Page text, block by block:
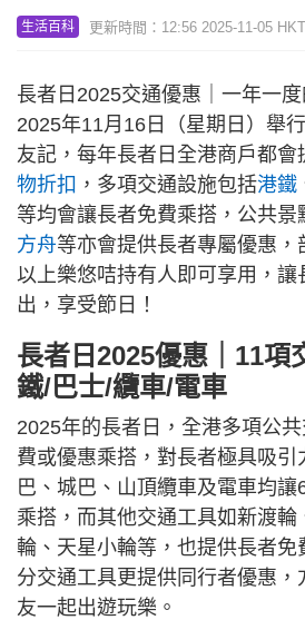
生活百科 更新時間：12:56 2025-11-05 HKT
長者日2025交通優惠｜一年一度
2025年11月16日（星期日）舉
友記，每年長者日全港商戶都會
物折扣 ，多項交通設施包括港鐵
等均會讓長者免費乘搭，公共景
方舟等亦會提供長者專屬優惠
以上樂悠咭持有人即可享用，讓
出，享受節日！
長者日2025優惠｜11項
鐵/巴士/纜車/電車
2025年的長者日，全港多項公
費或優惠乘搭，對長者極具吸
巴、城巴、山頂纜車及電車均
乘搭，而其他交通工具如新渡
輪、天星小輪等，也提供長者免
分交通工具更提供同行者優惠
友一起出遊玩樂。